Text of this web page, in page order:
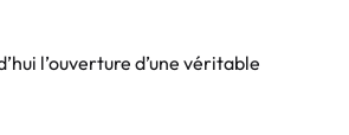
l’ouverture d’une véritable